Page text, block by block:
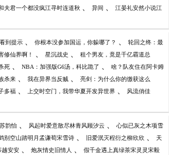
夫君一个都没疯江寻时连道秋 、 异间 、 江晏礼安然小说江
到提示 、 你根本没参加国运，你躲哪了？ 、 轮回之终：最
修仙界啊！ 、 星沉战史 、 租个男友，竟是千亿霸道总
死 、 NBA：加强版G6汤，科比跪了 、 啥？队友住在阿卡姆
杀来 、 我在异界当反贼 、 亮剑：为什么你的缴获这么
多福 、 上交时空门，我带华夏开发异世界 、 风流俏佳
韵怡 、 风起时爱意散尽林青风顾汐云 、 心似已灰之木项雪
别空山踏明月孟谦荀宋雪诗 、 旧爱泯灭程衍之柳欣欣 、 天
越安安 、 炮灰情史旧情人 、 假千金遇上真绿茶宋灵灵宋毅